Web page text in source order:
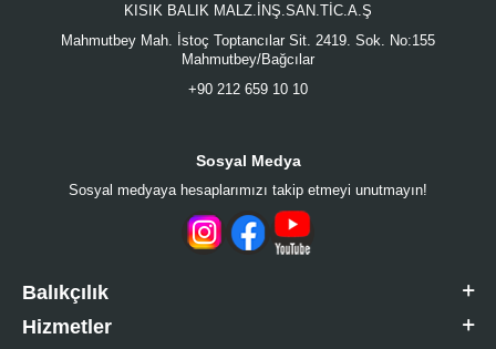
KISIK BALIK MALZ.İNŞ.SAN.TİC.A.Ş
Mahmutbey Mah. İstoç Toptancılar Sit. 2419. Sok. No:155
Mahmutbey/Bağcılar
+90 212 659 10 10
Sosyal Medya
Sosyal medyaya hesaplarımızı takip etmeyi unutmayın!
Balıkçılık
Hizmetler